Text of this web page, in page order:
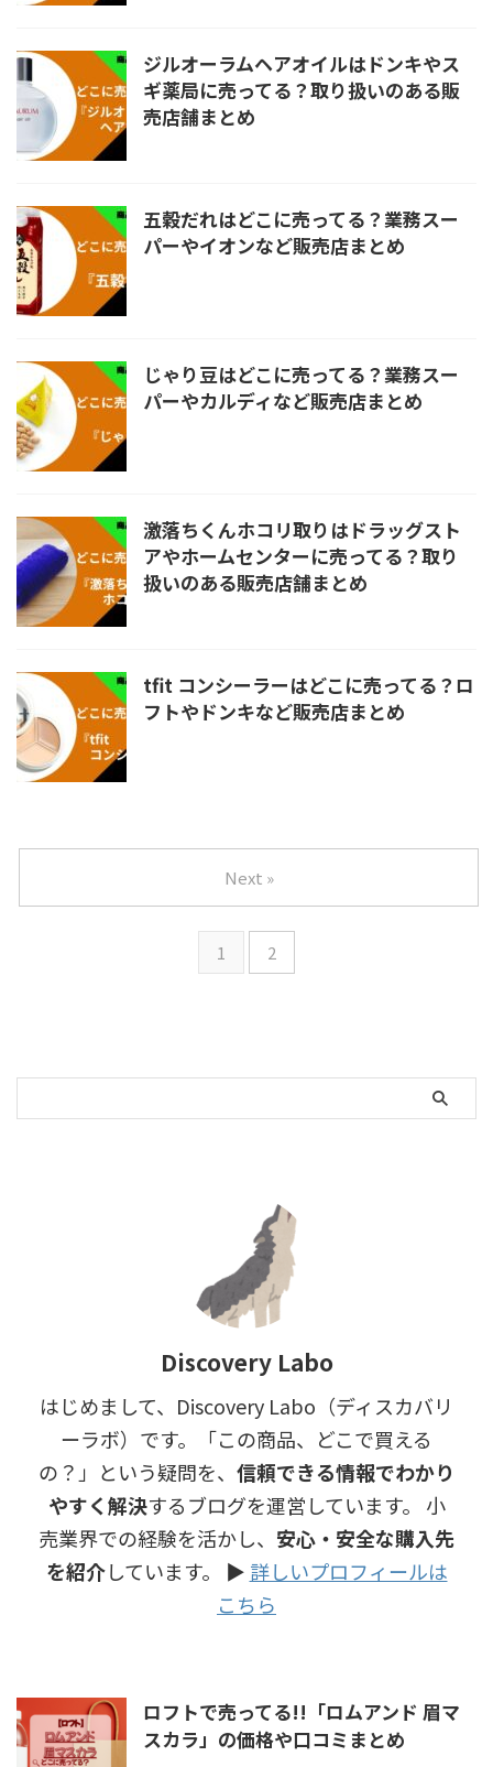
ジルオーラムヘアオイルはドンキやス
ギ薬局に売ってる？取り扱いのある販
売店舗まとめ
五穀だれはどこに売ってる？業務スー
パーやイオンなど販売店まとめ
じゃり豆はどこに売ってる？業務スー
パーやカルディなど販売店まとめ
激落ちくんホコリ取りはドラッグスト
アやホームセンターに売ってる？取り
扱いのある販売店舗まとめ
tfit コンシーラーはどこに売ってる？ロ
フトやドンキなど販売店まとめ
1 2
Next »
Discovery Labo
はじめまして、Discovery Labo（ディスカバリ
ーラボ）です。「この商品、どこで買える
の？」という疑問を、 信頼できる情報でわかり
やすく解決するブログを運営しています。 小
売業界での経験を活かし、 安心・安全な購入先
を紹介しています。 ▶︎ 詳しいプロフィールは
こちら
ロフトで売ってる!!「ロムアンド 眉マ
スカラ」の価格や口コミまとめ